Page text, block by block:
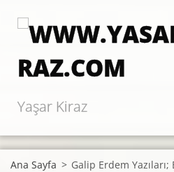
Yaşar Kiraz
Ana Sayfa > Galip Erdem